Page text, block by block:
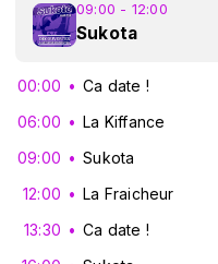
09:00 - 12:00
Sukota
00:00
Ca date !
06:00
La Kiffance
09:00
Sukota
12:00
La Fraicheur
13:30
Ca date !